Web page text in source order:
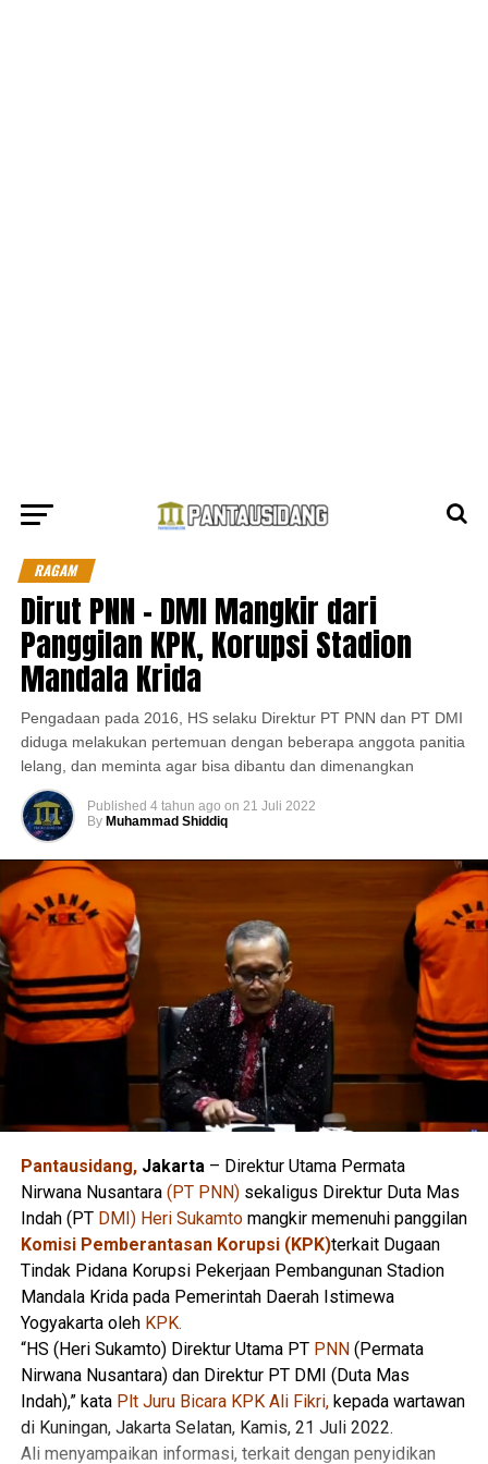
RAGAM
Dirut PNN – DMI Mangkir dari
Panggilan KPK, Korupsi Stadion
Mandala Krida
Pengadaan pada 2016, HS selaku Direktur PT PNN dan PT DMI
diduga melakukan pertemuan dengan beberapa anggota panitia
lelang, dan meminta agar bisa dibantu dan dimenangkan
Published 4 tahun ago on 21 Juli 2022
By Muhammad Shiddiq
Pantausidang,Jakarta– Direktur Utama Permata
Nirwana Nusantara (PT PNN)sekaligus Direktur Duta Mas
Indah (PT DMI) Heri Sukamtomangkir memenuhi panggilan
Komisi Pemberantasan Korupsi (KPK)terkait Dugaan
Tindak Pidana Korupsi Pekerjaan Pembangunan Stadion
Mandala Krida pada Pemerintah Daerah Istimewa
Yogyakarta oleh KPK.
“HS (Heri Sukamto) Direktur Utama PT PNN(Permata
Nirwana Nusantara) dan Direktur PT DMI (Duta Mas
Indah),” kata Plt Juru Bicara KPK Ali Fikri,kepada wartawan
di Kuningan, Jakarta Selatan, Kamis, 21 Juli 2022.
Ali menyampaikan informasi, terkait dengan penyidikan